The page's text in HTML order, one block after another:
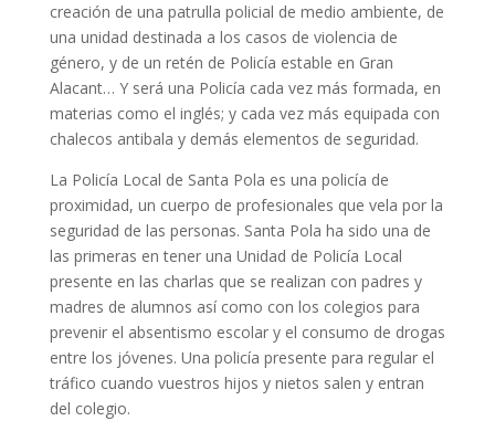
creación de una patrulla policial de medio ambiente, de
una unidad destinada a los casos de violencia de
género, y de un retén de Policía estable en Gran
Alacant… Y será una Policía cada vez más formada, en
materias como el inglés; y cada vez más equipada con
chalecos antibala y demás elementos de seguridad.
La Policía Local de Santa Pola es una policía de
proximidad, un cuerpo de profesionales que vela por la
seguridad de las personas. Santa Pola ha sido una de
las primeras en tener una Unidad de Policía Local
presente en las charlas que se realizan con padres y
madres de alumnos así como con los colegios para
prevenir el absentismo escolar y el consumo de drogas
entre los jóvenes. Una policía presente para regular el
tráfico cuando vuestros hijos y nietos salen y entran
del colegio.